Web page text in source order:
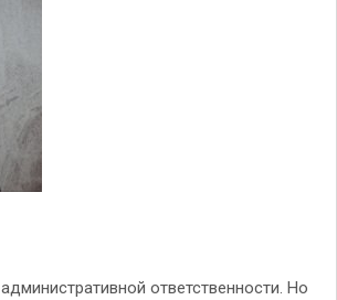
ответственности. Но